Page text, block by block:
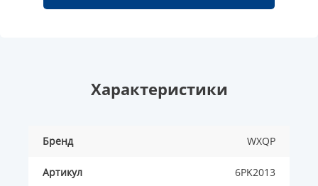
Характеристики
Бренд WXQP
Артикул 6PK2013